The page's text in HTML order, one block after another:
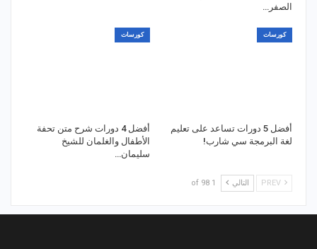
الصفر…
كورسات
أفضل 5 دورات تساعد على تعليم
لغة البرمجة سي شارب!
كورسات
أفضل 4 دورات شرح متن تحفة
الأطفال والغلمان للشيخ
سليمان…
التالي 1 of 98